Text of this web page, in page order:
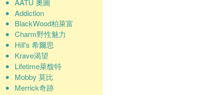
AATU 奧圖
Addiction
BlackWood柏萊富
Charm野性魅力
Hill's 希爾思
Krave渴望
Lifetime萊馥特
Mobby 莫比
Merrick奇跡